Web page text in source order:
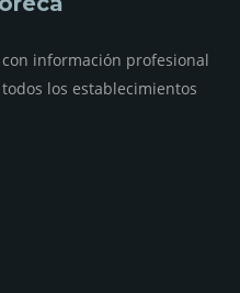
información profesional
los establecimientos